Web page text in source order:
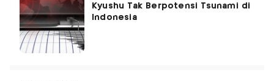
Kyushu Tak Berpotensi Tsunami di
Indonesia